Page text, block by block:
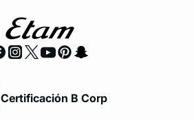
Certificación B Corp